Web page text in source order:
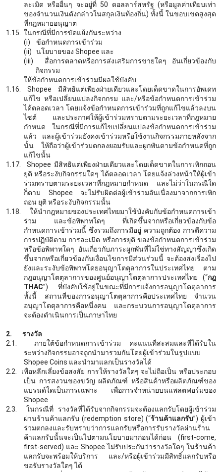
ละเมิด หรืออื่นๆ จะอยู่ที่ 50 ดอลลาร์สหรัฐ (หรือมูลค่าเทียบเท่า
ของจำนวนเงินดังกล่าวในสกุลเงินท้องถิ่น) ทั้งนี้ ในขอบเขตสูงสุด
ที่กฎหมายอนุญาต
1.15. ในกรณีที่มีการขัดแย้งกันระหว่าง
(i)
ข้อกำหนดการเข้าร่วม
(ii)
นโยบายของ Shopee และ
(iii)
สื่อการตลาดหรือการส่งเสริมการขายใดๆ อันเกี่ยวข้องกับ
กิจกรรม
ให้ข้อกำหนดการเข้าร่วมมีผลใช้บังคับ
1.16.
Shopee มีสิทธิแต่เพียงฝ่ายเดียวและโดยเด็ดขาดในการอัพเดท
แก้ไข หรือเปลี่ยนแปลงกิจกกรม และ/หรือข้อกำหนดการเข้าร่วม
ได้ตลอดเวลา โดยแจ้งข้อกำหนดการเข้าร่วมที่ถูกแก้ไขแล้วลงบน
ไซต์ และประกาศให้ผู้เข้าร่วมทราบตามระยะเวลาที่กฎหมาย
กำหนด ในกรณีที่มีการแก้ไขเปลี่ยนแปลงข้อกำหนดการเข้าร่วม
แล้ว และผู้เข้าร่วมยังคงเข้าร่วมหรือใช้งานกิจกรรมภายหลังจาก
นั้น ให้ถือว่าผู้เข้าร่วมตกลงยอมรับและผูกพันตามข้อกำหนดที่ถูก
แก้ไขนั้น
1.17.
Shopee มีสิทธิแต่เพียงฝ่ายเดียวและโดยเด็ดขาดในการเพิกถอน
ยุติ หรือระงับกิจกรรมใดๆ ได้ตลอดเวลา โดยแจ้งล่วงหน้าให้ผู้เข้า
ร่วมทราบตามระยะเวลาที่กฎหมายกำหนด และไม่ว่าในกรณีใด
ก็ตาม Shopee จะไม่รับผิดต่อผู้เข้าร่วมอันเนื่องมาจากการเพิก
ถอน ยุติ หรือระงับกิจกรรมนั้น
1.18.
ให้นำกฎหมายของประเทศไทยมาใช้บังคับกับข้อกำหนดการเข้า
ร่วม และข้อพิพาทใดๆ ที่เกิดขึ้นจากหรือเกี่ยวข้องกับข้อ
กำหนดการเข้าร่วมนี้ ซึ่งรวมถึงการมีอยู่ ความถูกต้อง การตีความ
การปฏิบัติตาม การละเมิด หรือการยุติ ของข้อกำหนดการเข้าร่วม
หรือข้อพิพาทใดๆ อันเกี่ยวกับภาระผูกพันที่ไม่ใช่ทางสัญญาซึ่งเกิด
ขึ้นจากหรือเกี่ยวข้องกับเงื่อนไขการมีส่วนร่วมนี้ จะต้องส่งเรื่องไป
ยังและระงับข้อพิพาทโดยอนุญาโตตุลาการในประเทศไทย ตาม
กฎอนุญาโตตุลาการของศูนย์อนุญาโตตุลาการประเทศไทย (“กฎ
THAC”) ที่บังคับใช้อยู่ในขณะที่มีการแจ้งการอนุญาโตตุลาการ
ทั้งนี้ สถานที่ของการอนุญาโตตุลาการคือประเทศไทย จำนวน
อนุญาโตตุลาการคือหนึ่งคน และกระบวนการอนุญาโตตุลาการ
จะต้องดำเนินการเป็นภาษาไทย
2.
รางวัล
2.1.
ภายใต้ข้อกำหนดการเข้าร่วม คะแนนที่สะสมและที่ได้รับใน
ระหว่างกิจกรรมอาจถูกนำมารวมกันโดยผู้เข้าร่วมในรูปแบบ
Shopee Coins และนำมาแลกเป็นรางวัลได้
2.2.
เพื่อหลีกเลี่ยงข้อสงสัย การให้รางวัลใดๆ จะไม่ถือเป็น หรือประกอบ
เป็น การสงวนของขวัญ ผลิตภัณฑ์ หรือสินค้าหรือผลิตภัณฑ์ของ
แบรนด์ใดเป็นการเฉพาะ เพื่อการจำหน่ายบนแพลตฟอร์มของ
Shopee
2.3.
ในกรณีที่ รางวัลที่ได้รับจากกิจกรรมจะต้องแลกรับโดยผู้เข้าร่วม
ผ่านร้านค้าแลกรับ (redemption store) (“ร้านค้าแลกรับ”) ผู้เข้า
ร่วมตกลงและรับทราบว่าการแลกรับหรือการรับรางวัลผ่านร้าน
ค้าแลกรับนั้นจะเป็นไปตามนโยบายมาก่อนได้ก่อน (first-come,
first-served) และ Shopee ไม่รับประกันว่ารางวัลใดๆ ในร้านค้า
แลกรับจะพร้อมให้บริการ และ/หรือผู้เข้าร่วมมีสิทธิ์แลกรับหรือ
ขอรับรางวัลใดๆ ได้